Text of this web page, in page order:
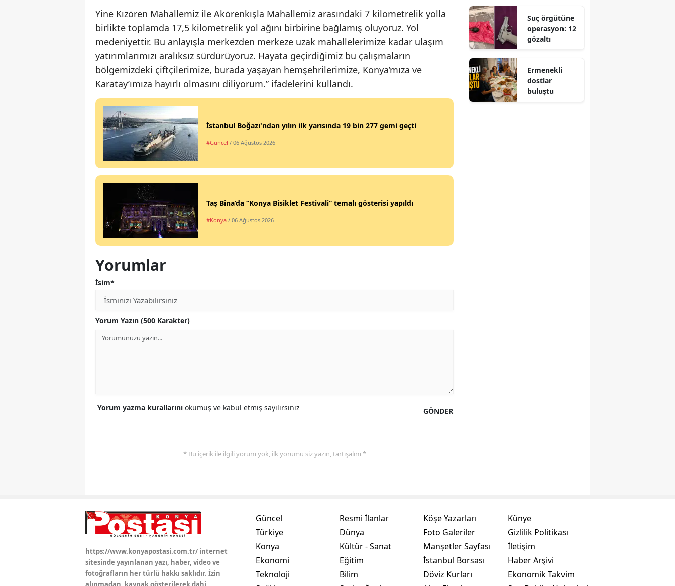
Kayseri
Kırklareli
Kırşehir
Kocaeli
Kütahya
Manisa
Tekirdağ
Tunceli
Şanlıurfa
Uşak
Van
Yine Kızören Mahallemiz ile Akörenkışla Mahallemiz arasındaki 7 kilometrelik yolla
birlikte toplamda 17,5 kilometrelik yol ağını birbirine bağlamış oluyoruz. Yol
medeniyettir. Bu anlayışla merkezden merkeze uzak mahallelerimize kadar ulaşım
yatırımlarımızı aralıksız sürdürüyoruz. Hayata geçirdiğimiz bu çalışmaların
bölgemizdeki çiftçilerimize, burada yaşayan hemşehrilerimize, Konya’mıza ve
Karatay’ımıza hayırlı olmasını diliyorum.” ifadelerini kullandı.
İstanbul Boğazı'ndan yılın ilk yarısında 19 bin 277 gemi geçti
#Güncel / 06 Ağustos 2026
Taş Bina’da “Konya Bisiklet Festivali” temalı gösterisi yapıldı
#Konya / 06 Ağustos 2026
Yorumlar
İsim*
Yorum Yazın (500 Karakter)
GÖNDER
Yorum yazma kurallarını okumuş ve kabul etmiş sayılırsınız
* Bu içerik ile ilgili yorum yok, ilk yorumu siz yazın, tartışalım *
Suç örgütüne
operasyon: 12
gözaltı
Ermenekli
dostlar
buluştu
https://www.konyapostasi.com.tr/ internet
sitesinde yayınlanan yazı, haber, video ve
fotoğrafların her türlü hakkı saklıdır. İzin
Güncel
Türkiye
Konya
Ekonomi
Teknoloji
Resmi İlanlar
Dünya
Kültür - Sanat
Eğitim
Bilim
Köşe Yazarları
Foto Galeriler
Manşetler Sayfası
İstanbul Borsası
Döviz Kurları
Künye
Gizlilik Politikası
İletişim
Haber Arşivi
Ekonomik Takvim